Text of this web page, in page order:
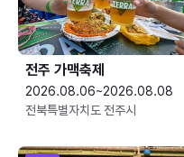
전주 가맥축제
2026.08.06~2026.08.08
전북특별자치도 전주시